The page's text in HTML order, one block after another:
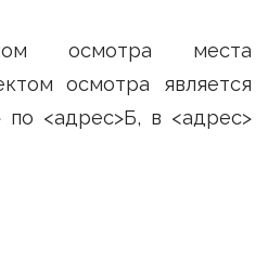
осмотра места
осмотра является
по <адрес>Б, в <адрес>